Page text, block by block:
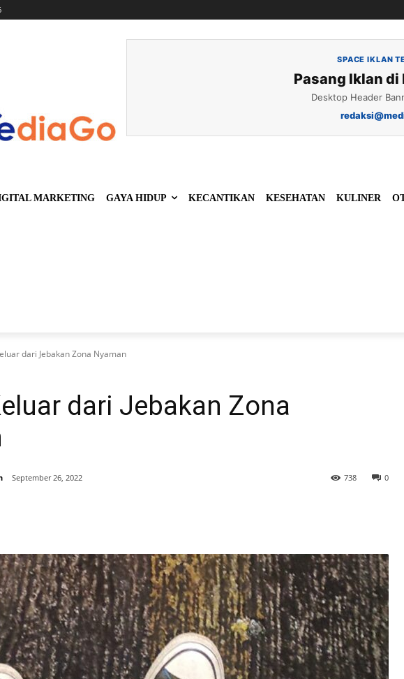
SPACE IKLAN
Pasang Iklan di
Desktop Header
MARKETING GAYA HIDUP KECANTIKAN KESEHATAN KULINER
dari Jebakan Zona Nyaman
dari Jebakan Zona
September 26, 2022 0
738